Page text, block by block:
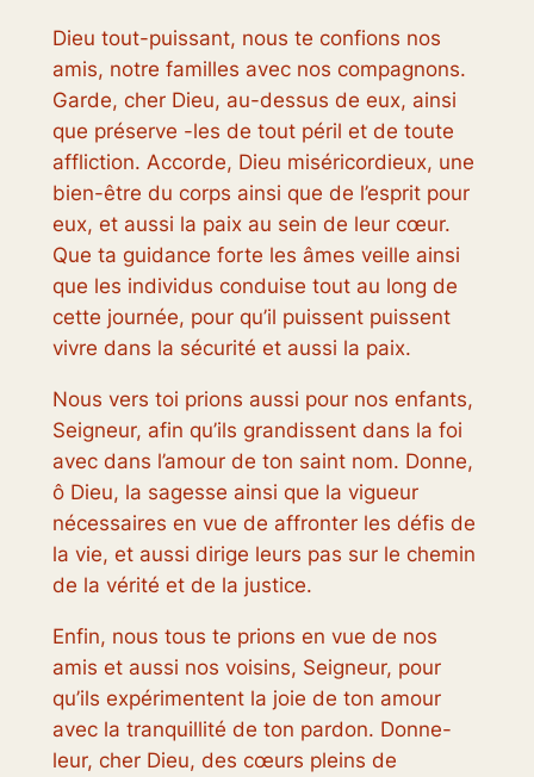
Dieu tout-puissant, nous te confions nos
amis, notre familles avec nos compagnons.
Garde, cher Dieu, au-dessus de eux, ainsi
que préserve -les de tout péril et de toute
affliction. Accorde, Dieu miséricordieux, une
bien-être du corps ainsi que de l’esprit pour
eux, et aussi la paix au sein de leur cœur.
Que ta guidance forte les âmes veille ainsi
que les individus conduise tout au long de
cette journée, pour qu’il puissent puissent
vivre dans la sécurité et aussi la paix.
Nous vers toi prions aussi pour nos enfants,
Seigneur, afin qu’ils grandissent dans la foi
avec dans l’amour de ton saint nom. Donne,
ô Dieu, la sagesse ainsi que la vigueur
nécessaires en vue de affronter les défis de
la vie, et aussi dirige leurs pas sur le chemin
de la vérité et de la justice.
Enfin, nous tous te prions en vue de nos
amis et aussi nos voisins, Seigneur, pour
qu’ils expérimentent la joie de ton amour
avec la tranquillité de ton pardon. Donne-
leur, cher Dieu, des cœurs pleins de